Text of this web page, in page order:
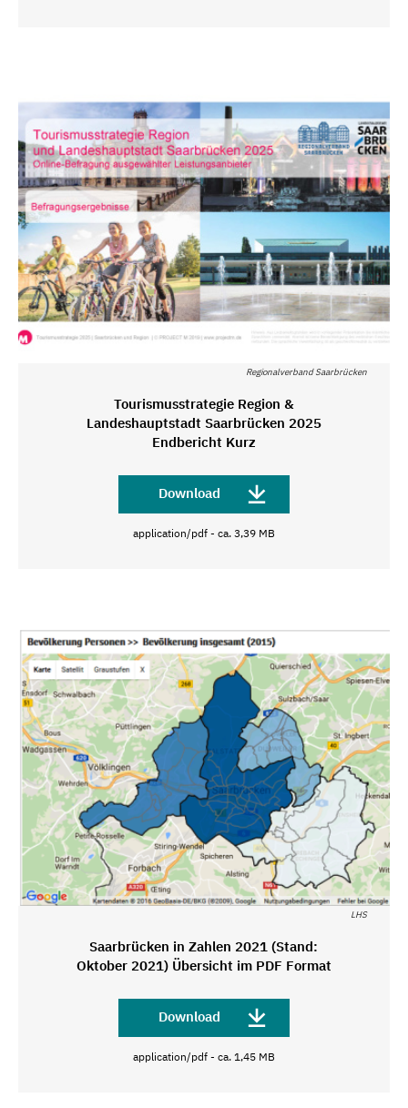
Regionalverband Saarbrücken
Tourismusstrategie Region &
Landeshauptstadt Saarbrücken 2025
Endbericht Kurz
Download
application/pdf - ca. 3,39 MB
LHS
Saarbrücken in Zahlen 2021 (Stand:
Oktober 2021) Übersicht im PDF Format
Download
application/pdf - ca. 1,45 MB